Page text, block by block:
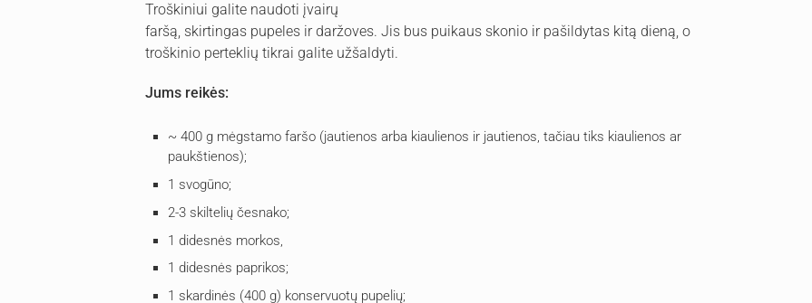
Troškiniui galite naudoti įvairų
faršą, skirtingas pupeles ir daržoves. Jis bus puikaus skonio ir pašildytas kitą dieną, o
troškinio perteklių tikrai galite užšaldyti.
Jums reikės:
~ 400 g mėgstamo faršo (jautienos arba kiaulienos ir jautienos, tačiau tiks kiaulienos ar
paukštienos);
1 svogūno;
2-3 skiltelių česnako;
1 didesnės morkos,
1 didesnės paprikos;
1 skardinės (400 g) konservuotų pupelių;